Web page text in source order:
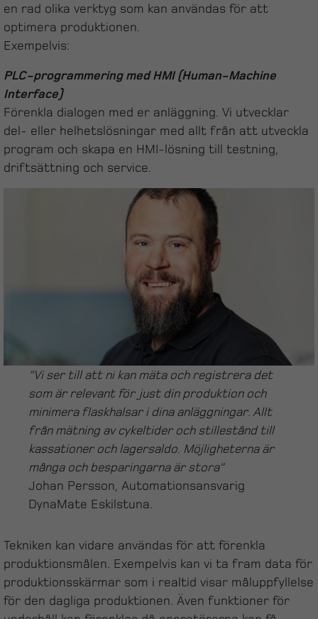
en rad olika verktyg som kan användas för att
optimera produktionen.
Exempelvis:
PLC-programmering med HMI (Human-Machine
Interface)
Förenkla dialogen med er anläggning. Vi utvecklar
del- eller helhetslösningar med allt från att utveckla
program och skapa en HMI-lösning till testning,
driftsättning och service.
“Vi ser till att ni kan mäta och registrera det
som är relevant för just din produktion och
minimera flaskhalsar i dina anläggningar. Allt
från mätning av cykeltider och stillestånd till
kassationer och lagersaldo. Möjligheterna är
många och besparingarna är stora”
Johan Persson, Automationsansvarig
DynaMate Eskilstuna.
Tekniken kan vidare användas för att förenkla
produktionsmålen. Exempelvis kan vi ta fram data för
produktionsskärmar som i realtid visar måluppfyllelse
för den dagliga produktionen. Även funktioner för